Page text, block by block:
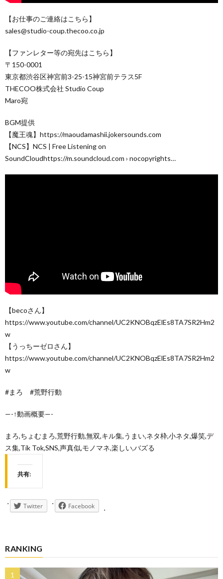
【お仕事のご連絡はこちら】
sales@studio-coup.thecoo.co.jp
【ファンレター等の宛先はこちら】
〒150-0001
東京都渋谷区神宮前3-25-15神宮前テラス5F
THECOO株式会社 Studio Coup
Maro宛
BGM提供
【魔王魂】https://maoudamashii.jokersounds.com
【NCS】NCS | Free Listening on
SoundCloudhttps://m.soundcloud.com › nocopyrights…
【becoさん】
https://www.youtube.com/channel/UC2KNOBqzElEs8TA7SR2Hm2
w
【うっちーゼロさん】
https://www.youtube.com/channel/UC2KNOBqzElEs8TA7SR2Hm2
w
#まろ #荒野行動
—-↑動画概要—-
まろ,ちょむまろ,荒野行動,無双,キル集,うまい,ネタ枠,小ネタ,爆笑,デ
ス集,Tik Tok,SNS,声真似,モノマネ,楽しい,バズる
共有:
Twitter Facebook
RANKING